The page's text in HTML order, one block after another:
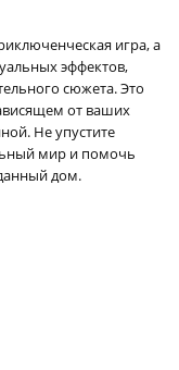
игра, а
эффектов,
сюжета. Это
от ваших
Не упустите
мир и помочь
дом.